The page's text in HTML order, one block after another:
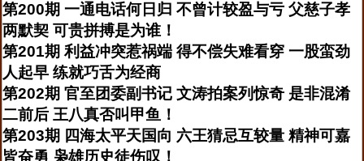
第200期 一通电话何日归 不曾计较盈与亏 父慈子孝
两默契 可贵拼搏是为谁！
第201期 利益冲突惹祸端 得不偿失难看穿 一股蛮劲
人起早 练就巧舌为经商
第202期 官至团委副书记 文涛拍案列惊奇 是非混淆
二前后 王八真否叫甲鱼！
第203期 四海太平天国向 六王猜忌互较量 精神可嘉
皆奋勇 枭雄历史徒伤叹！